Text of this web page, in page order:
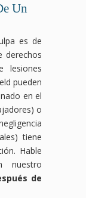
Un
es de
derechos
lesiones
pueden
en el
o
tiene
Hable
nuestro
de